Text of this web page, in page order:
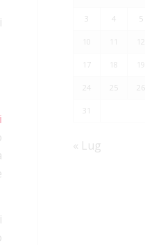
3 4 5
10 11 12
17 18 19
24 25 26
31
« Lug